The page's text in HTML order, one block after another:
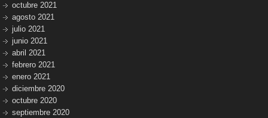
octubre 2021
agosto 2021
julio 2021
junio 2021
abril 2021
febrero 2021
enero 2021
diciembre 2020
octubre 2020
septiembre 2020